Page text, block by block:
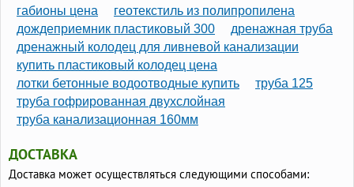
Дренажные трубы 160 мм в геотекстиле
Дренажные трубы 110 в фильтре
габионы цена
геотекстиль из полипропилена
дождеприемник пластиковый 300
дренажная труба
дренажный колодец для ливневой канализации
купить пластиковый колодец цена
лотки бетонные водоотводные купить
труба 125
труба гофрированная двухслойная
труба канализационная 160мм
ДОСТАВКА
Доставка может осуществляться следующими способами: